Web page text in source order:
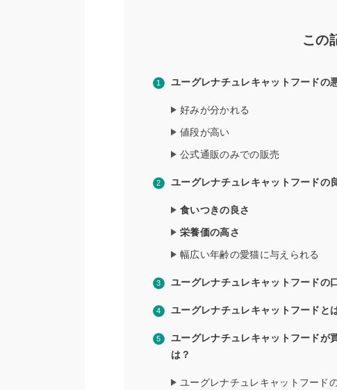
この
ユーグレナチュレキャットフードの
好みが分かれる
値段が高い
公式通販のみでの販売
ユーグレナチュレキャットフードの
食いつきの良さ
栄養価の高さ
幅広い年齢の愛猫に与えられる
ユーグレナチュレキャットフードの
ユーグレナチュレキャットフードと
ユーグレナチュレキャットフード
は？
ユーグレナチュレキャットフード